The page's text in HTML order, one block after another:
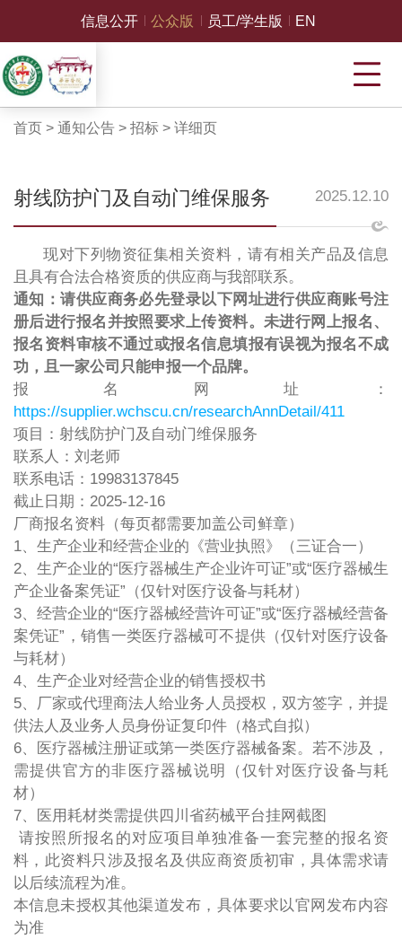
信息公开 公众版 员工/学生版 EN
首页 > 通知公告> 招标> 详细页
射线防护门及自动门维保服务 2025.12.10
现对下列物资征集相关资料，请有相关产品及信息
且具有合法合格资质的供应商与我部联系。
通知：请供应商务必先登录以下网址进行供应商账号注
册后进行报名并按照要求上传资料。未进行网上报名、
报名资料审核不通过或报名信息填报有误视为报名不成
功，且一家公司只能申报一个品牌。
报名网址：
https://supplier.wchscu.cn/researchAnnDetail/411
项目：射线防护门及自动门维保服务
联系人：刘老师
联系电话：19983137845
截止日期：2025-12-16
厂商报名资料（每页都需要加盖公司鲜章）
1、生产企业和经营企业的《营业执照》（三证合一）
2、生产企业的“医疗器械生产企业许可证”或“医疗器械生
产企业备案凭证”（仅针对医疗设备与耗材）
3、经营企业的“医疗器械经营许可证”或“医疗器械经营备
案凭证”，销售一类医疗器械可不提供（仅针对医疗设备
与耗材）
4、生产企业对经营企业的销售授权书
5、厂家或代理商法人给业务人员授权，双方签字，并提
供法人及业务人员身份证复印件（格式自拟）
6、医疗器械注册证或第一类医疗器械备案。若不涉及，
需提供官方的非医疗器械说明（仅针对医疗设备与耗
材）
7、医用耗材类需提供四川省药械平台挂网截图
请按照所报名的对应项目单独准备一套完整的报名资
料，此资料只涉及报名及供应商资质初审，具体需求请
以后续流程为准。
本信息未授权其他渠道发布，具体要求以官网发布内容
为准